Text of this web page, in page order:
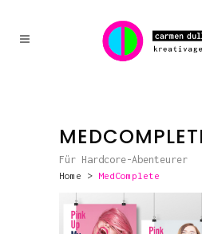
Für Hardcore-Abenteurer
Home > MedComplete